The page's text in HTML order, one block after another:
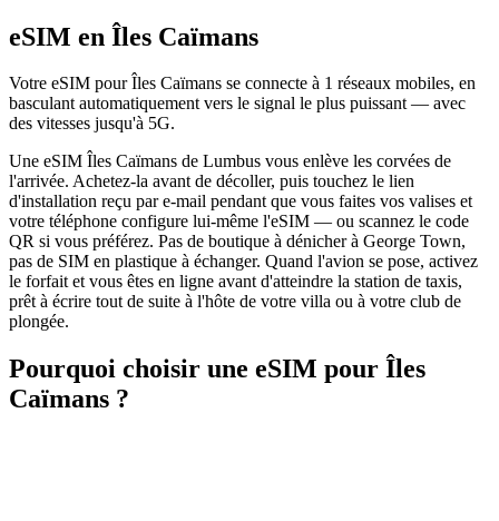
eSIM en Îles Caïmans
Votre eSIM pour Îles Caïmans se connecte à 1 réseaux mobiles, en
basculant automatiquement vers le signal le plus puissant — avec
des vitesses jusqu'à 5G.
Une eSIM Îles Caïmans de Lumbus vous enlève les corvées de
l'arrivée. Achetez-la avant de décoller, puis touchez le lien
d'installation reçu par e-mail pendant que vous faites vos valises et
votre téléphone configure lui-même l'eSIM — ou scannez le code
QR si vous préférez. Pas de boutique à dénicher à George Town,
pas de SIM en plastique à échanger. Quand l'avion se pose, activez
le forfait et vous êtes en ligne avant d'atteindre la station de taxis,
prêt à écrire tout de suite à l'hôte de votre villa ou à votre club de
plongée.
Pourquoi choisir une eSIM pour Îles
Caïmans ?